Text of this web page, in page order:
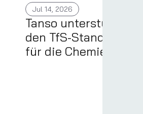
Jul 14, 2026
Tanso unterstützt
den TfS-Standard:
für die